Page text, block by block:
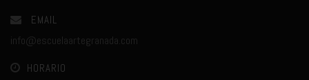
EMAIL
info@escuelaartegranada.com
HORARIO